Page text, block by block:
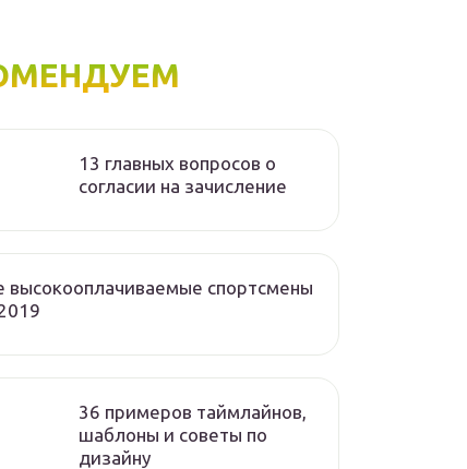
13 главных вопросов о
согласии на зачисление
высокооплачиваемые спортсмены
36 примеров таймлайнов,
шаблоны и советы по
дизайну